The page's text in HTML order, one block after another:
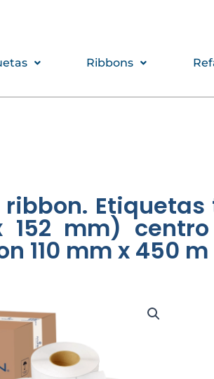
Ribbons
ribbon.
152 mm)
110 mm x 450 m